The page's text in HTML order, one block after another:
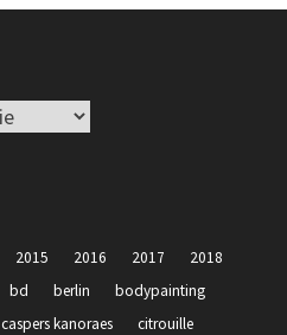
2015 2016 2017
2018
bd berlin
bodypainting
caspers kanoraes
citrouille